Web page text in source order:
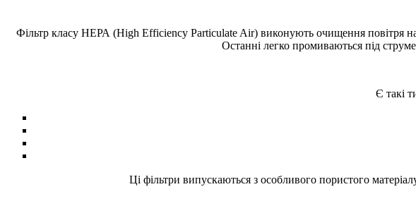
Фільтр класу НЕРА (High Efficiency Particulate Air) виконують очищення повітря
Останні легко промиваються під
Є такі
Ці фільтри випускаються з особливого пористого